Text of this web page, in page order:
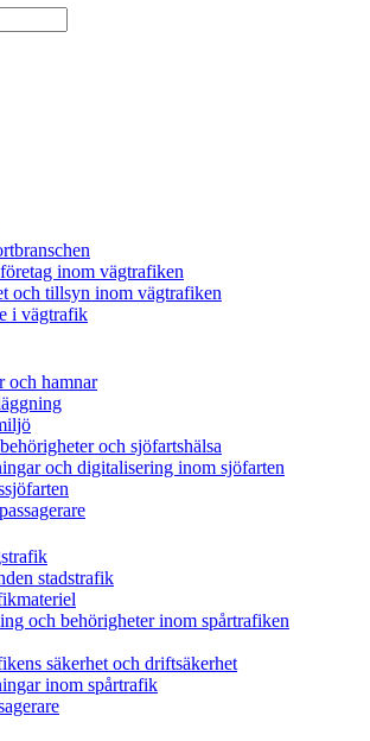
inom vägtrafiken
och tillsyn inom vägtrafiken
i vägtrafik
och hamnar
och sjöfartshälsa
och digitalisering inom sjöfarten
stadstrafik
och behörigheter inom spårtrafiken
säkerhet och driftsäkerhet
inom spårtrafik